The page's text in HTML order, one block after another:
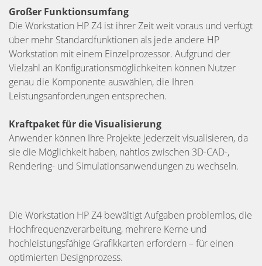
Großer Funktionsumfang
Die Workstation HP Z4 ist ihrer Zeit weit voraus und verfügt
über mehr Standardfunktionen als jede andere HP
Workstation mit einem Einzelprozessor. Aufgrund der
Vielzahl an Konfigurationsmöglichkeiten können Nutzer
genau die Komponente auswählen, die Ihren
Leistungsanforderungen entsprechen.
Kraftpaket für die Visualisierung
Anwender können Ihre Projekte jederzeit visualisieren, da
sie die Möglichkeit haben, nahtlos zwischen 3D-CAD-,
Rendering- und Simulationsanwendungen zu wechseln.
Die Workstation HP Z4 bewältigt Aufgaben problemlos, die
Hochfrequenzverarbeitung, mehrere Kerne und
hochleistungsfähige Grafikkarten erfordern – für einen
optimierten Designprozess.